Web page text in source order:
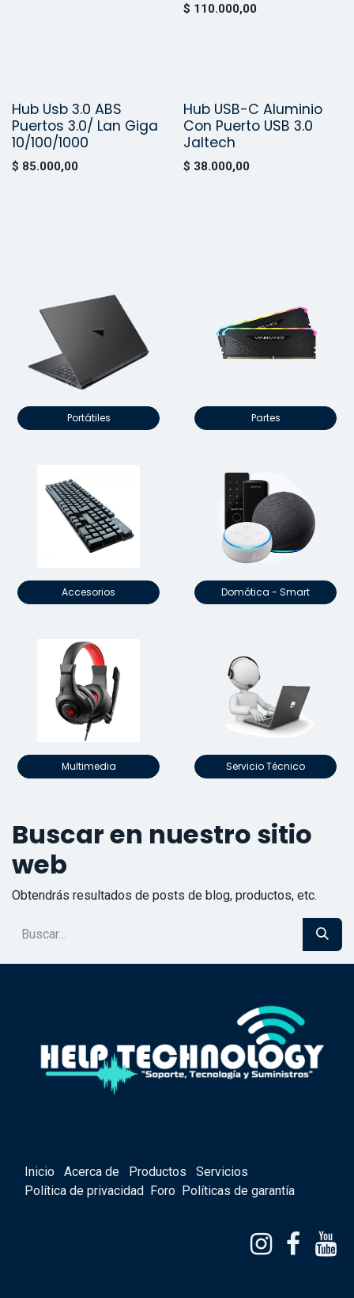
$ 110.000,00
Hub Usb 3.0 ABS
Puertos 3.0/ Lan Giga
10/100/1000
$ 85.000,00
¡Nuevo!
Hub USB-C Aluminio
Con Puerto USB 3.0
Jaltech
$ 38.000,00
Portátiles Partes
Accesorios Domótica - Smart
Multimedia Servicio Técnico
Buscar en nuestro sitio
web
Obtendrás resultados de posts de blog, productos, etc.
Inicio Acerca de Productos
Servicios
Política de privacidad Foro Políticas de garantía